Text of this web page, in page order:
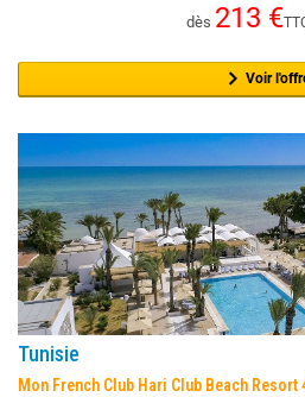
dès 213 €
Voir
Tunisie
Mon French Club Hari Club Beach Resort